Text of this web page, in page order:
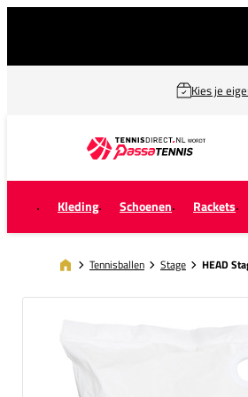
Kies je
Kleding Schoenen Rackets
Tennisballen Stage HEAD